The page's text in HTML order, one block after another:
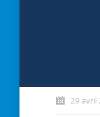
29 avril